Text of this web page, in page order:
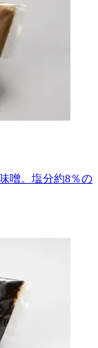
噌。塩分約8％の